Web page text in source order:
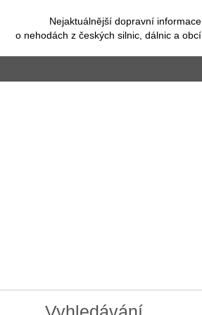
Nejaktuálnější dopravní informace
o nehodách z českých silnic, dálnic a obcí